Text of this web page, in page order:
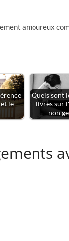
amoureux
le
Quels sont
livres sur
non